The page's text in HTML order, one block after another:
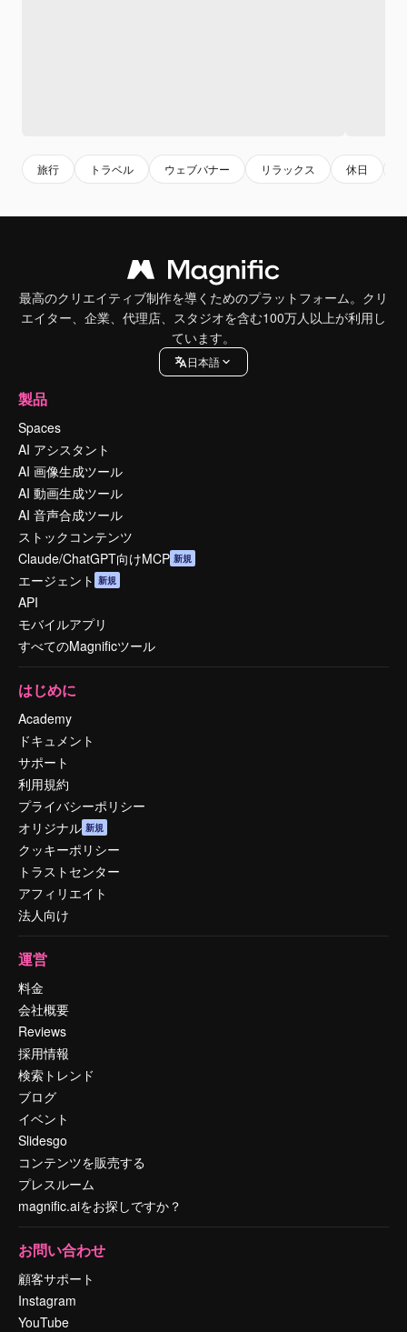
旅行 トラベル ウェブバナー リラックス 休日
最高のクリエイティブ制作を導くためのプラットフォーム。クリ
エイター、企業、代理店、スタジオを含む100万人以上が利用し
ています。
日本語
製品
Spaces
AI アシスタント
AI 画像生成ツール
AI 動画生成ツール
AI 音声合成ツール
ストックコンテンツ
Claude/ChatGPT向けMCP 新規
エージェント 新規
API
モバイルアプリ
すべてのMagnificツール
はじめに
Academy
ドキュメント
サポート
利用規約
プライバシーポリシー
オリジナル 新規
クッキーポリシー
トラストセンター
アフィリエイト
法人向け
運営
料金
会社概要
Reviews
採用情報
検索トレンド
ブログ
イベント
Slidesgo
コンテンツを販売する
プレスルーム
magnific.aiをお探しですか？
お問い合わせ
顧客サポート
Instagram
YouTube